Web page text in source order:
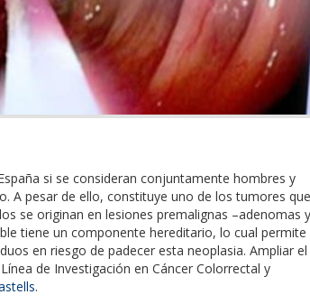
si se consideran conjuntamente hombres y
A pesar de ello, constituye uno de los tumores que
se originan en lesiones premalignas –adenomas y
tiene un componente hereditario, lo cual permite
en riesgo de padecer esta neoplasia. Ampliar el
de Investigación en Cáncer Colorrectal y
.